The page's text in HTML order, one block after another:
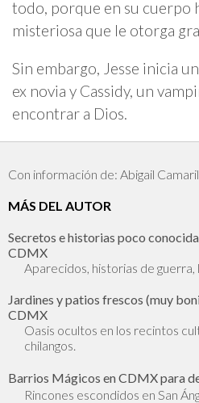
todo, porque en su cuerpo
misteriosa que le otorga
Sin embargo, Jesse inicia
ex novia y Cassidy, un
encontrar a Dios.
Con información de: Abigail
MÁS DEL AUTOR
Secretos e historias poco
CDMX
Aparecidos, historias de guerra,
Jardines y patios frescos (muy
CDMX
Oasis ocultos en los recintos
chilangos.
Barrios Mágicos en CDMX para
Rincones escondidos en San